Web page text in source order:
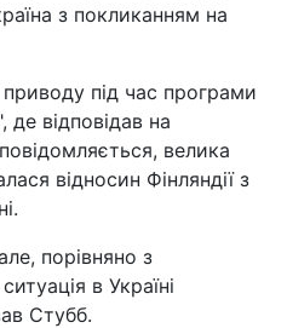
з покликанням на
під час програми
відповідав на
велика
відносин Фінляндії з
порівняно з
в Україні
Стубб.